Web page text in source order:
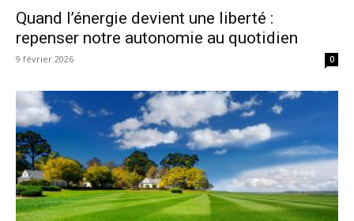
Quand l’énergie devient une liberté :
repenser notre autonomie au quotidien
9 février 2026 0